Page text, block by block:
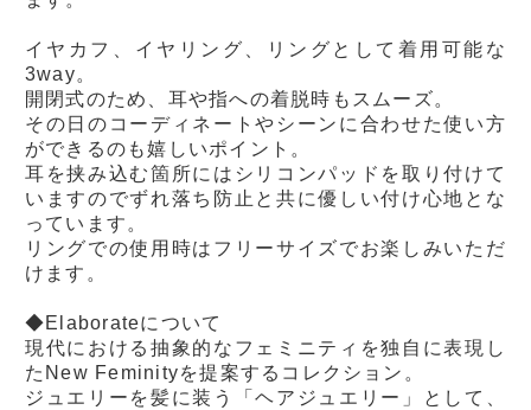
イヤカフ、イヤリング、リングとして着用可能な
3way。
開閉式のため、耳や指への着脱時もスムーズ。
その日のコーディネートやシーンに合わせた使い方
ができるのも嬉しいポイント。
耳を挟み込む箇所にはシリコンパッドを取り付けて
いますのでずれ落ち防止と共に優しい付け心地とな
っています。
リングでの使用時はフリーサイズでお楽しみいただ
けます。
◆Elaborateについて
現代における抽象的なフェミニティを独自に表現し
たNew Feminityを提案するコレクション。
ジュエリーを髪に装う「ヘアジュエリー」として、